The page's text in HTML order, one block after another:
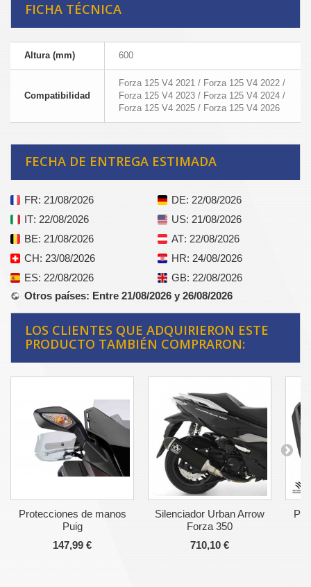
FICHA TÉCNICA
Altura (mm) 600
Compatibilidad
Forza 125 V4 2021 / Forza 125 V4 2022 /
Forza 125 V4 2023 / Forza 125 V4 2024 /
Forza 125 V4 2025 / Forza 125 V4 2026
FECHA DE ENTREGA ESTIMADA
FR: 21/08/2026 DE: 22/08/2026
IT: 22/08/2026 US: 21/08/2026
BE: 21/08/2026 AT: 22/08/2026
CH: 23/08/2026 HR: 24/08/2026
ES: 22/08/2026 GB: 22/08/2026
Otros países: Entre 21/08/2026 y 26/08/2026
LOS CLIENTES QUE ADQUIRIERON ESTE
PRODUCTO TAMBIÉN COMPRARON:
Protecciones de manos
Puig
147,99 €
Silenciador Urban Arrow
Forza 350
710,10 €